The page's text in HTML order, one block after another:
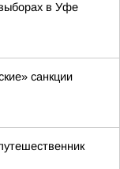
в Уфе
санкции